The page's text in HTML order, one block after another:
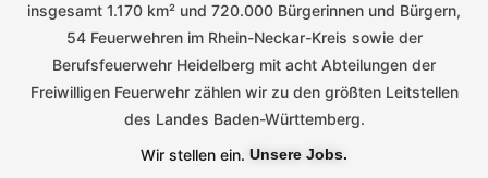
insgesamt 1.170 km² und 720.000 Bürgerinnen und Bürgern,
54 Feuerwehren im Rhein-Neckar-Kreis sowie der
Berufsfeuerwehr Heidelberg mit acht Abteilungen der
Freiwilligen Feuerwehr zählen wir zu den größten Leitstellen
des Landes Baden-Württemberg.
Wir stellen ein. Unsere Jobs.